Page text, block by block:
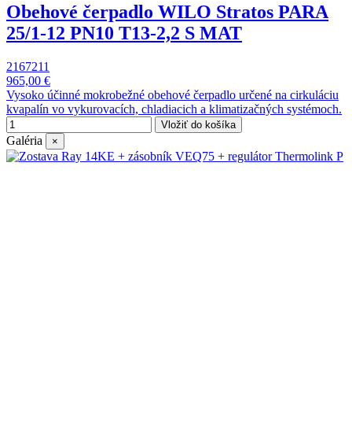
Obehové čerpadlo WILO Stratos PARA
25/1-12 PN10 T13-2,2 S MAT
2167211
965,00 €
Vysoko účinné mokrobežné obehové čerpadlo určené na cirkuláciu
kvapalín vo vykurovacích, chladiacich a klimatizačných systémoch.
Vložiť do košíka
Galéria ×